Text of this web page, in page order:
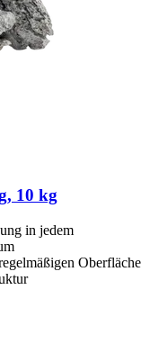
10 kg
in jedem
Oberfläche